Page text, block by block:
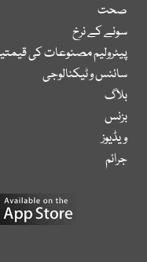
صحت
سونے کے نرخ
پیٹرولیم مصنوعات کی
سائنس و ٹیکنالوجی
بلاگ
بزنس
ویڈیوز
جرائم